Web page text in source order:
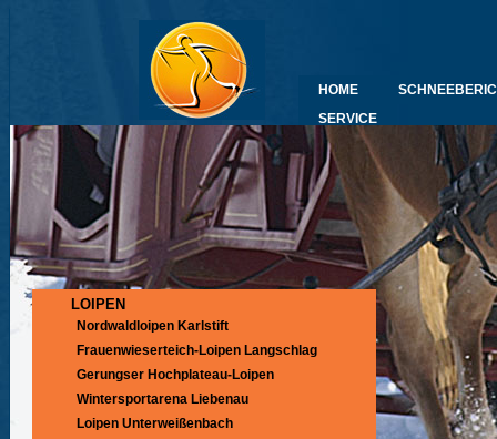
HOME
SERVICE
LOIPEN
Nordwaldloipen Karlstift
Frauenwieserteich-Loipen Langschlag
Gerungser Hochplateau-Loipen
Wintersportarena Liebenau
Loipen Unterweißenbach